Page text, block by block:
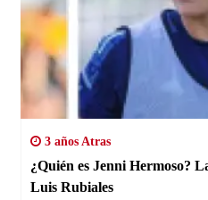
3 años Atras
¿Quién es Jenni Hermoso?
Luis Rubiales